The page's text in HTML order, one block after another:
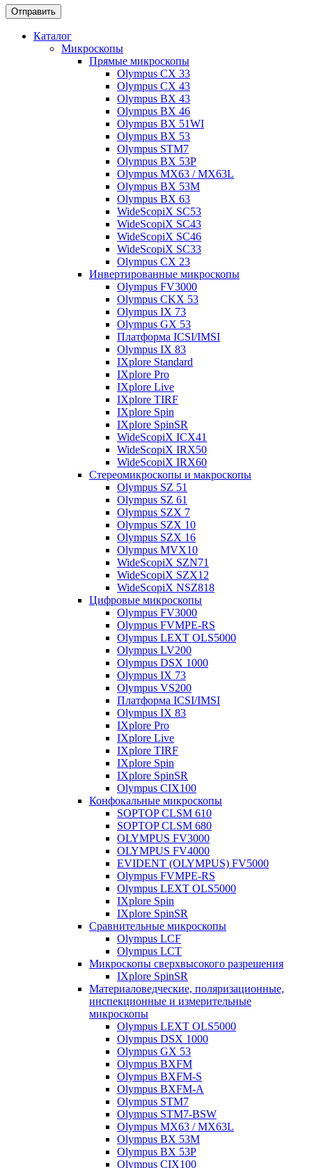
Отправить
Каталог
Микроскопы
Прямые микроскопы
Olympus CX 33
Olympus CX 43
Olympus BX 43
Olympus BX 46
Olympus BX 51WI
Olympus BX 53
Olympus STM7
Olympus BX 53P
Olympus MX63 / MX63L
Olympus BX 53M
Olympus BX 63
WideScopiX SC53
WideScopiX SC43
WideScopiX SC46
WideScopiX SC33
Olympus CX 23
Инвертированные микроскопы
Olympus FV3000
Olympus CKX 53
Olympus IX 73
Olympus GX 53
Платформа ICSI/IMSI
Olympus IX 83
IXplore Standard
IXplore Pro
IXplore Live
IXplore TIRF
IXplore Spin
IXplore SpinSR
WideScopiX ICX41
WideScopiX IRX50
WideScopiX IRX60
Стереомикроскопы и макроскопы
Olympus SZ 51
Olympus SZ 61
Olympus SZX 7
Olympus SZX 10
Olympus SZX 16
Olympus MVX10
WideScopiX SZN71
WideScopiX SZX12
WideScopiX NSZ818
Цифровые микроскопы
Olympus FV3000
Olympus FVMPE-RS
Olympus LEXT OLS5000
Olympus LV200
Olympus DSX 1000
Olympus IX 73
Olympus VS200
Платформа ICSI/IMSI
Olympus IX 83
IXplore Pro
IXplore Live
IXplore TIRF
IXplore Spin
IXplore SpinSR
Olympus CIX100
Конфокальные микроскопы
SOPTOP CLSM 610
SOPTOP CLSM 680
OLYMPUS FV3000
OLYMPUS FV4000
EVIDENT (OLYMPUS) FV5000
Olympus FVMPE-RS
Olympus LEXT OLS5000
IXplore Spin
IXplore SpinSR
Сравнительные микроскопы
Olympus LCF
Olympus LCT
Микроскопы сверхвысокого разрешения
IXplore SpinSR
Материаловедческие, поляризационные,
инспекционные и измерительные
микроскопы
Olympus LEXT OLS5000
Olympus DSX 1000
Olympus GX 53
Olympus BXFM
Olympus BXFM-S
Olympus BXFM-A
Olympus STM7
Olympus STM7-BSW
Olympus MX63 / MX63L
Olympus BX 53M
Olympus BX 53P
Olympus CIX100